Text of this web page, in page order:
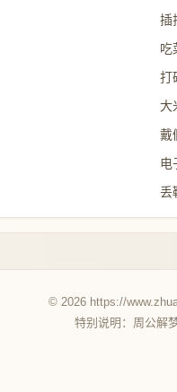
插
吃
打
大
戴
电
丢
© 2026 https://
特别说明：周公解